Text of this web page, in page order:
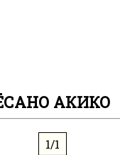
АКИКО
1/1